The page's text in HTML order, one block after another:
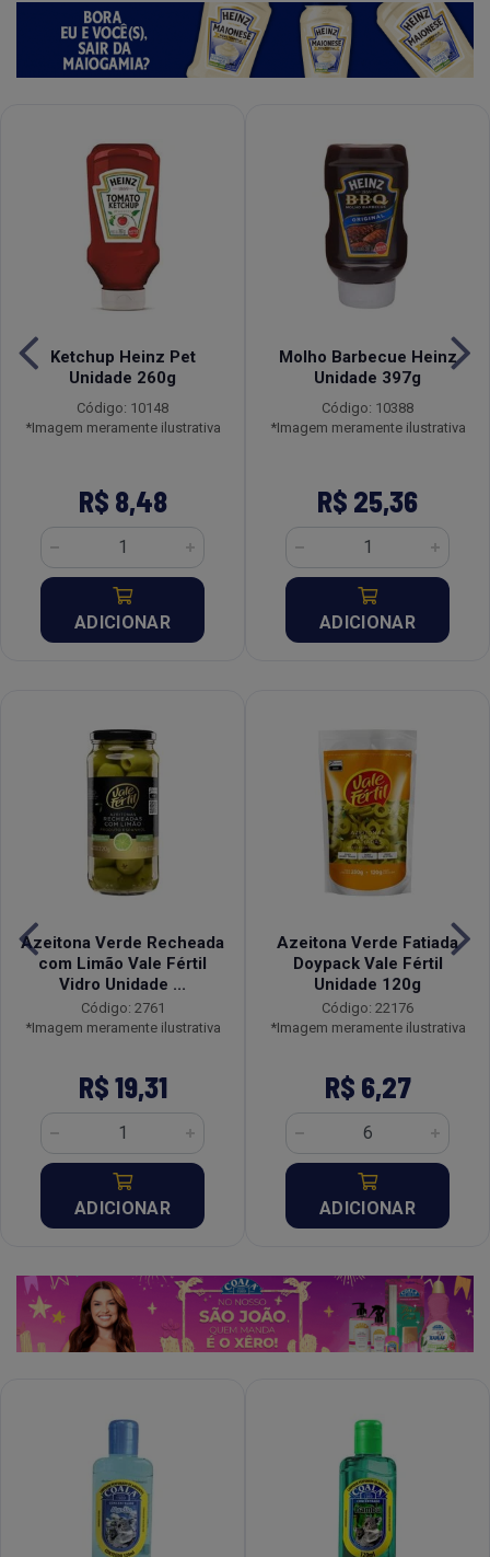
Ketchup Heinz Pet
Unidade 260g
Código: 10148
*Imagem meramente ilustrativa
R$ 8,48
ADICIONAR
Molho Barbecue Heinz
Unidade 397g
Código: 10388
*Imagem meramente ilustrativa
R$ 25,36
ADICIONAR
Azeitona Verde Recheada
com Limão Vale Fértil
Vidro Unidade ...
Código: 2761
*Imagem meramente ilustrativa
R$ 19,31
ADICIONAR
Azeitona Verde Fatiada
Doypack Vale Fértil
Unidade 120g
Código: 22176
*Imagem meramente ilustrativa
R$ 6,27
ADICIONAR